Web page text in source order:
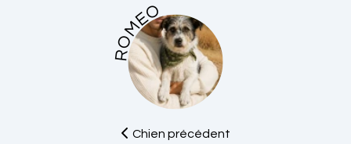
ROMEO
Chien précédent